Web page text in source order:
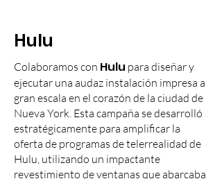
Hulu
Colaboramos con Hulu para diseñar y
ejecutar una audaz instalación impresa a
gran escala en el corazón de la ciudad de
Nueva York. Esta campaña se desarrolló
estratégicamente para amplificar la
oferta de programas de telerrealidad de
Hulu, utilizando un impactante
revestimiento de ventanas que abarcaba